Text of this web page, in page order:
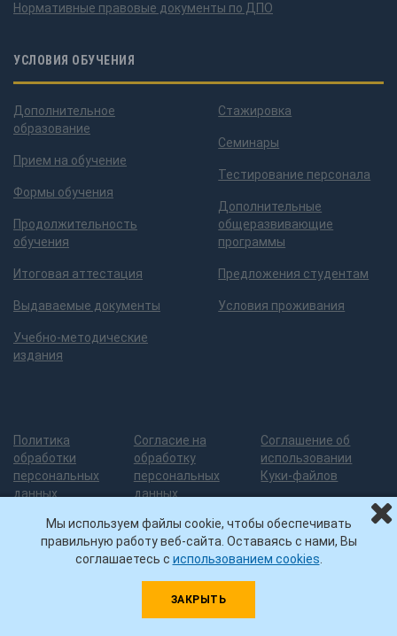
Нормативные правовые документы по ДПО
УСЛОВИЯ ОБУЧЕНИЯ
Дополнительное
образование
Прием на обучение
Формы обучения
Продолжительность
обучения
Итоговая аттестация
Выдаваемые документы
Учебно-методические
издания
Стажировка
Семинары
Тестирование персонала
Дополнительные
общеразвивающие
программы
Предложения студентам
Условия проживания
Политика
обработки
персональных
данных
Согласие на
обработку
персональных
данных
Соглашение об
использовании
Куки-файлов
© ИДПО
Нашли ошибку на сайте?
Помогите ее исправить!
Ctrl-Enter
Разработка сайта
грани дизайна
Мы используем файлы cookie, чтобы обеспечивать
правильную работу веб-сайта. Оставаясь с нами, Вы
соглашаетесь с использованием cookies
ЗАКРЫТЬ